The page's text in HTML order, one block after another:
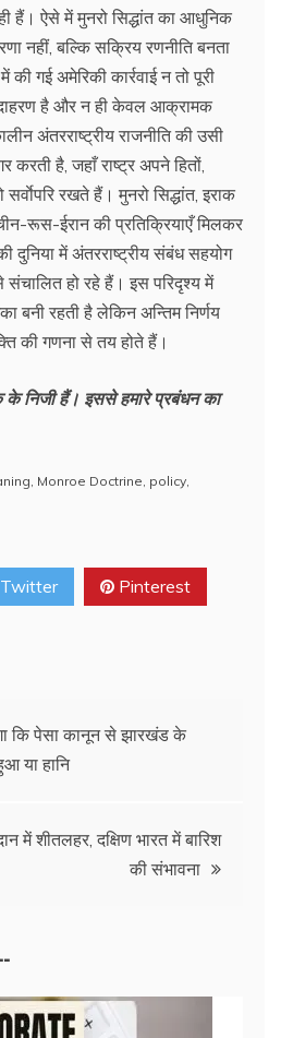
हैं। ऐसे में मुनरो सिद्धांत का आधुनिक
नहीं, बल्कि सक्रिय रणनीति बनता
गई अमेरिकी कार्रवाई न तो पूरी
है और न ही केवल आक्रामक
अंतरराष्ट्रीय राजनीति की उसी
करती है, जहाँ राष्ट्र अपने हितों,
रखते हैं। मुनरो सिद्धांत, इराक
रूस-ईरान की प्रतिक्रियाएँ मिलकर
दुनिया में अंतरराष्ट्रीय संबंध सहयोग
हो रहे हैं। इस परिदृश्य में
बनी रहती है लेकिन अन्तिम निर्णय
की गणना से तय होते हैं।
निजी हैं। इससे हमारे प्रबंधन का
Monroe Doctrine policy
Twitter Pinterest
कि पेसा कानून से झारखंड के
या हानि
में शीतलहर, दक्षिण भारत में बारिश
की संभावना